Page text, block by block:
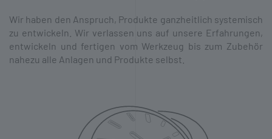
Wir haben den Anspruch, Produkte ganz­heitlich systemisch
zu entwickeln. Wir verlassen uns auf unsere Erfahrungen,
entwickeln und fertigen vom Werkzeug bis zum Zubehör
nahezu alle Anlagen und Produkte selbst.